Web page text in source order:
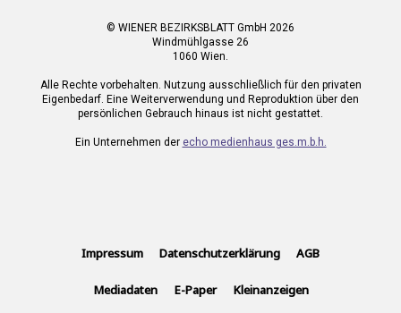
© WIENER BEZIRKSBLATT GmbH 2026
Windmühlgasse 26
1060 Wien.
Alle Rechte vorbehalten. Nutzung ausschließlich für den privaten
Eigenbedarf. Eine Weiterverwendung und Reproduktion über den
persönlichen Gebrauch hinaus ist nicht gestattet.
Ein Unternehmen der echo medienhaus ges.m.b.h.
Impressum Datenschutzerklärung AGB
Mediadaten E-Paper Kleinanzeigen